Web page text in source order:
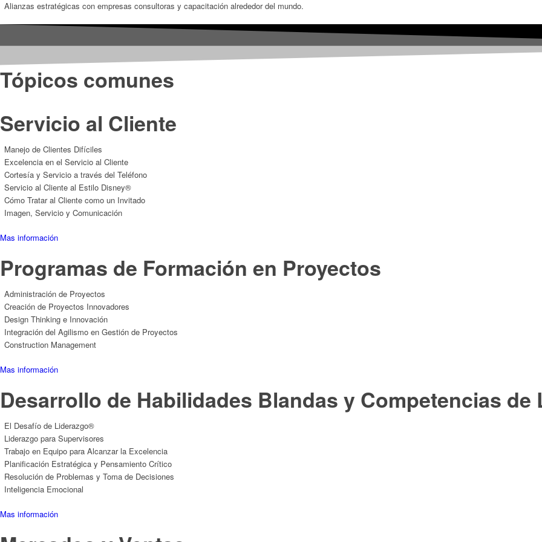
Alianzas estratégicas con empresas consultoras y capacitación alrededor del mundo.
Tópicos comunes
Servicio al Cliente
Manejo de Clientes Difíciles
Excelencia en el Servicio al Cliente
Cortesía y Servicio a través del Teléfono
Servicio al Cliente al Estilo Disney®
Cómo Tratar al Cliente como un Invitado
Imagen, Servicio y Comunicación
Mas información
Programas de Formación en Proyectos
Administración de Proyectos
Creación de Proyectos Innovadores
Design Thinking e Innovación
Integración del Agilismo en Gestión de Proyectos
Construction Management
Mas información
Desarrollo de Habilidades Blandas y Competencias de
El Desafío de Liderazgo®
Liderazgo para Supervisores
Trabajo en Equipo para Alcanzar la Excelencia
Planificación Estratégica y Pensamiento Crítico
Resolución de Problemas y Toma de Decisiones
Inteligencia Emocional
Mas información